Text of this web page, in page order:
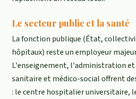
Le secteur public et la santé
La fonction publique (État,
hôpitaux) reste un employeur
L'enseignement, l'administration
sanitaire et médico-social offrent
: le centre hospitalier universitaire,